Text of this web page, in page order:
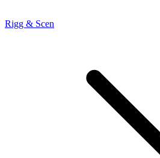
Rigg & Scen